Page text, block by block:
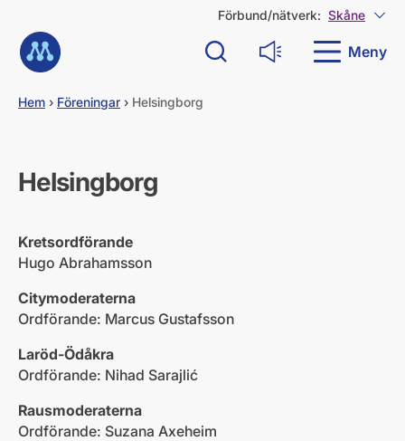
Förbund/nätverk: Skåne
Sök Läs upp Meny
Hem › Föreningar › Helsingborg
Helsingborg
Kretsordförande
Hugo Abrahamsson
Citymoderaterna
Ordförande: Marcus Gustafsson
Laröd-Ödåkra
Ordförande: Nihad Sarajlić
Rausmoderaterna
Ordförande: Suzana Axeheim